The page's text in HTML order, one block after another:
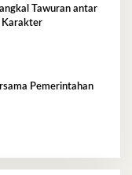
Tawuran antar
Karakter
Pemerintahan